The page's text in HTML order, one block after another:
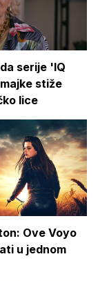
serije 'IQ
stiže
lice
Ove Voyo
u jednom